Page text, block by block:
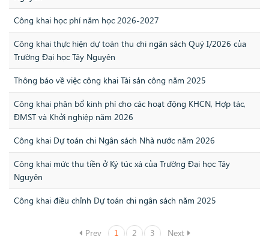
Công khai học phí năm học 2026-2027
Công khai thực hiện dự toán thu chi ngân sách Quý I/2026 của
Trường Đại học Tây Nguyên
Thông báo về việc công khai Tài sản công năm 2025
Công khai phân bổ kinh phí cho các hoạt động KHCN, Hợp tác,
ĐMST và Khởi nghiệp năm 2026
Công khai Dự toán chi Ngân sách Nhà nước năm 2026
Công khai mức thu tiền ở Ký túc xá của Trường Đại học Tây
Nguyên
Công khai điều chỉnh Dự toán chi ngân sách năm 2025
Prev 1 2 3 Next